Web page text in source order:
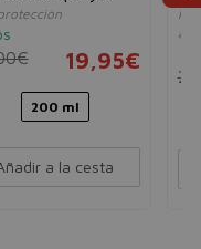
19,95€
200 ml
a la cesta